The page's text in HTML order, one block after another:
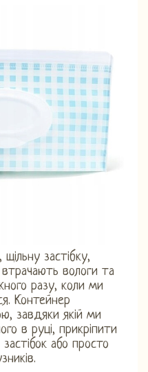
застібку,
вологи та
разу, коли ми
Контейнер
завдяки якій ми
в руці, прикріпити
або просто